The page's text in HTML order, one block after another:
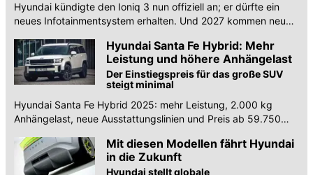
Hyundai kündigte den Ioniq 3 nun offiziell an; er dürfte ein
neues Infotainmentsystem erhalten. Und 2027 kommen neue
Hyundai Santa Fe Hybrid: Mehr
Leistung und höhere Anhängelast
Der Einstiegspreis für das große SUV
steigt minimal
Hyundai Santa Fe Hybrid 2025: mehr Leistung, 2.000 kg
Anhängelast, neue Ausstattungslinien und Preis ab 59.750
Mit diesen Modellen fährt Hyundai
in die Zukunft
Hyundai stellt globale